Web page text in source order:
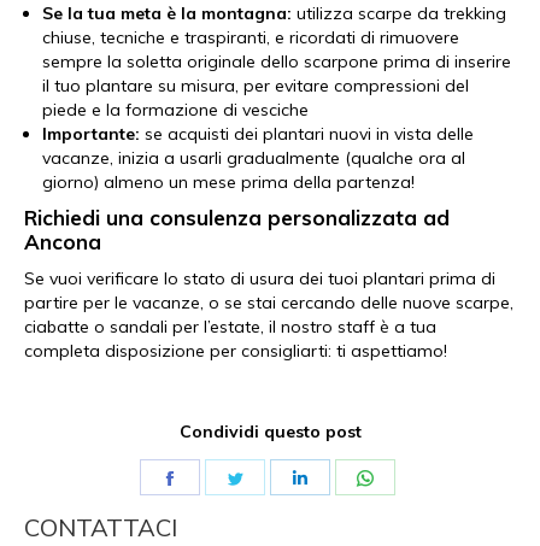
Se la tua meta è la montagna: utilizza scarpe da trekking
chiuse, tecniche e traspiranti, e ricordati di rimuovere
sempre la soletta originale dello scarpone prima di inserire
il tuo plantare su misura, per evitare compressioni del
piede e la formazione di vesciche
Importante: se acquisti dei plantari nuovi in vista delle
vacanze, inizia a usarli gradualmente (qualche ora al
giorno) almeno un mese prima della partenza!
Richiedi una consulenza personalizzata ad
Ancona
Se vuoi verificare lo stato di usura dei tuoi plantari prima di
partire per le vacanze, o se stai cercando delle nuove scarpe,
ciabatte o sandali per l’estate, il nostro staff è a tua
completa disposizione per consigliarti: ti aspettiamo!
Condividi questo post
Share
Share
Share
CONTATTACI